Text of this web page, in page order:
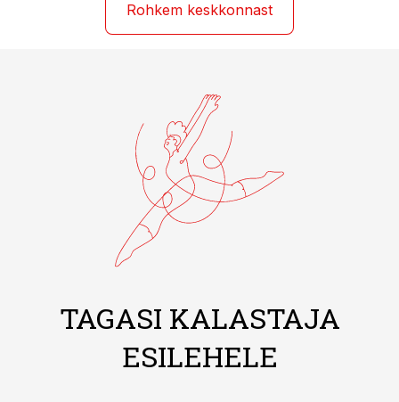
Rohkem keskkonnast
TAGASI KALASTAJA
ESILEHELE